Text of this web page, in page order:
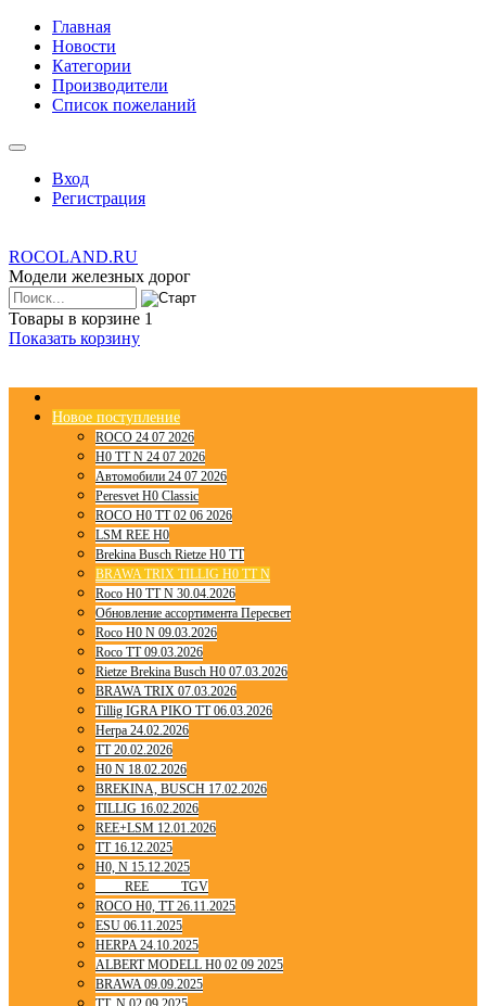
Главная
Новости
Категории
Производители
Список пожеланий
Вход
Регистрация
ROCOLAND.RU
Модели железных дорог
Товары в корзине 1
Показать корзину
Новое поступление
ROCO 24 07 2026
H0 TT N 24 07 2026
Автомобили 24 07 2026
Peresvet H0 Classic
ROCO H0 TT 02 06 2026
LSM REE H0
Brekina Busch Rietze H0 TT
BRAWA TRIX TILLIG H0 TT N
Roco H0 TT N 30.04.2026
Обновление ассортимента Пересвет
Roco H0 N 09.03.2026
Roco TT 09.03.2026
Rietze Brekina Busch H0 07.03.2026
BRAWA TRIX 07.03.2026
Tillig IGRA PIKO TT 06.03.2026
Herpa 24.02.2026
TT 20.02.2026
H0 N 18.02.2026
BREKINA, BUSCH 17.02.2026
TILLIG 16.02.2026
REE+LSM 12.01.2026
TT 16.12.2025
H0, N 15.12.2025
____ REE ____ TGV
ROCO H0, TT 26.11.2025
ESU 06.11.2025
HERPA 24.10.2025
ALBERT MODELL H0 02 09 2025
BRAWA 09.09.2025